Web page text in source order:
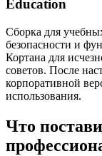
Education
Сборка для
безопасности и
Кортана для
советов. После
корпоративной
использования.
Что